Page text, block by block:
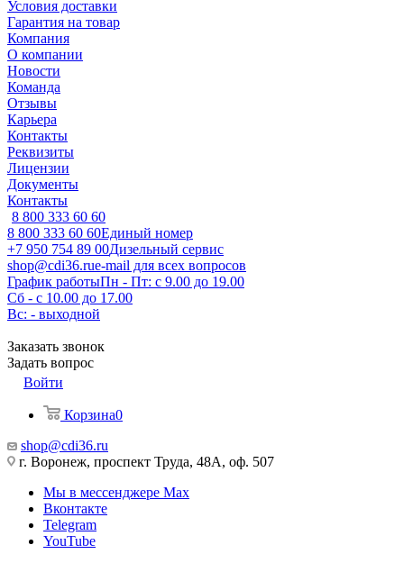
Условия доставки
Гарантия на товар
Компания
О компании
Новости
Команда
Отзывы
Карьера
Контакты
Реквизиты
Лицензии
Документы
Контакты
8 800 333 60 60
8 800 333 60 60Единый номер
+7 950 754 89 00Дизельный сервис
shop@cdi36.rue-mail для всех вопросов
График работыПн - Пт: с 9.00 до 19.00
Сб - с 10.00 до 17.00
Вс: - выходной
Заказать звонок
Задать вопрос
Войти
Корзина0
shop@cdi36.ru
г. Воронеж, проспект Труда, 48А, оф. 507
Мы в мессенджере Max
Вконтакте
Telegram
YouTube